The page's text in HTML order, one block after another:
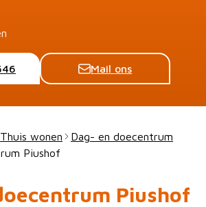
Mail ons
Thuis wonen
Dag- en doecentrum
Piushof
Piushof